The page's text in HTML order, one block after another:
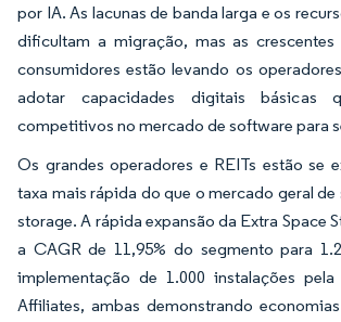
por IA. As lacunas de banda larga e os
dificultam a migração, mas as crescentes
consumidores estão levando os
adotar capacidades digitais básicas
competitivos no mercado de software para
Os grandes operadores e REITs estão se
taxa mais rápida do que o mercado geral
storage. A rápida expansão da Extra Space
a CAGR de 11,95% do segmento para
implementação de 1.000 instalações
Affiliates, ambas demonstrando